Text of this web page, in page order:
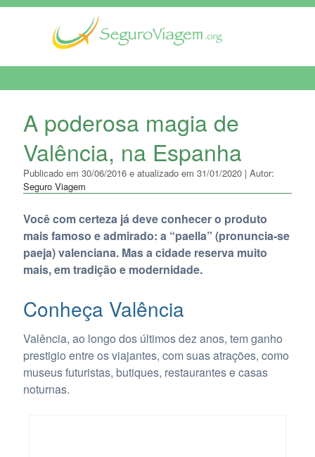
A poderosa magia de
Valência, na Espanha
Publicado em 30/06/2016 e atualizado em 31/01/2020 | Autor:
Seguro Viagem
Você com certeza já deve conhecer o produto
mais famoso e admirado: a “paella” (pronuncia-se
paeja) valenciana. Mas a cidade reserva muito
mais, em tradição e modernidade.
Conheça Valência
Valência, ao longo dos últimos dez anos, tem ganho
prestigio entre os viajantes, com suas atrações, como
museus futuristas, butiques, restaurantes e casas
noturnas.